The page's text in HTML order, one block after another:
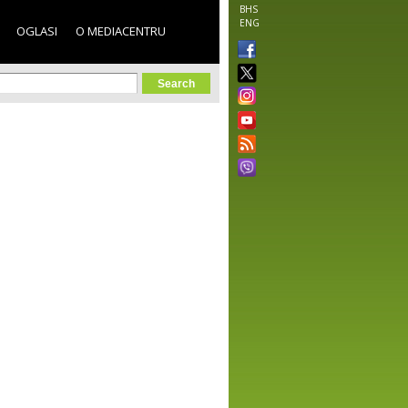
BHS
ENG
OGLASI O MEDIACENTRU